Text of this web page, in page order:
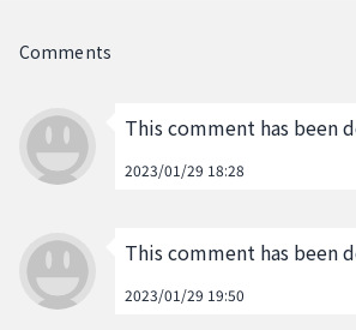
Comments
This comment has been
2023/01/29 18:28
This comment has been
2023/01/29 19:50